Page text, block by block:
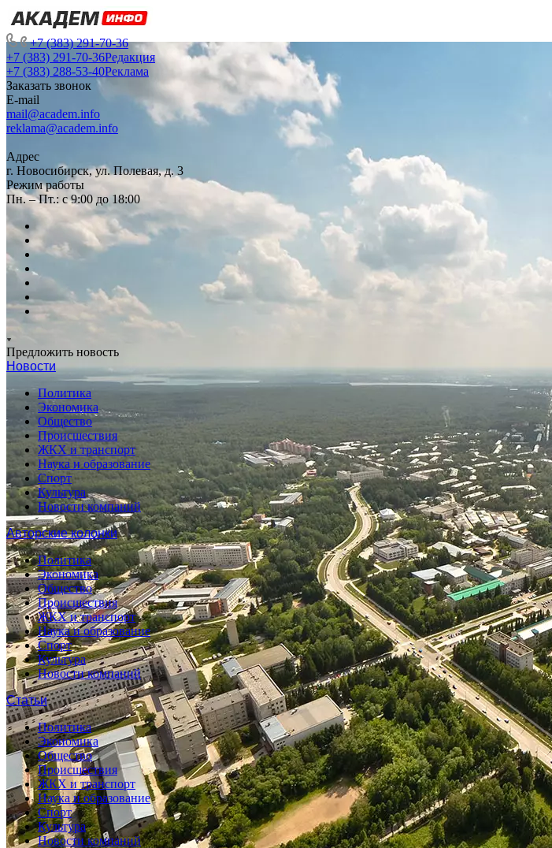
+7 (383) 291-70-36
+7 (383) 291-70-36Редакция
+7 (383) 288-53-40Реклама
Заказать звонок
E-mail
mail@academ.info
reklama@academ.info
Адрес
г. Новосибирск, ул. Полевая, д. 3
Режим работы
Пн. – Пт.: с 9:00 до 18:00
Предложить новость
Новости
Политика
Экономика
Общество
Происшествия
ЖКХ и транспорт
Наука и образование
Спорт
Культура
Новости компаний
Авторские колонки
Политика
Экономика
Общество
Происшествия
ЖКХ и транспорт
Наука и образование
Спорт
Культура
Новости компаний
Статьи
Политика
Экономика
Общество
Происшествия
ЖКХ и транспорт
Наука и образование
Спорт
Культура
Новости компаний